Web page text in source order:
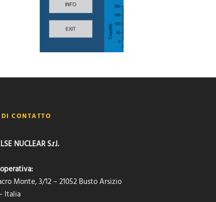
CONTATTO
NUCLEAR S.r.l.
Monte, 3/12 – 21052 Busto Arsizio
Italia